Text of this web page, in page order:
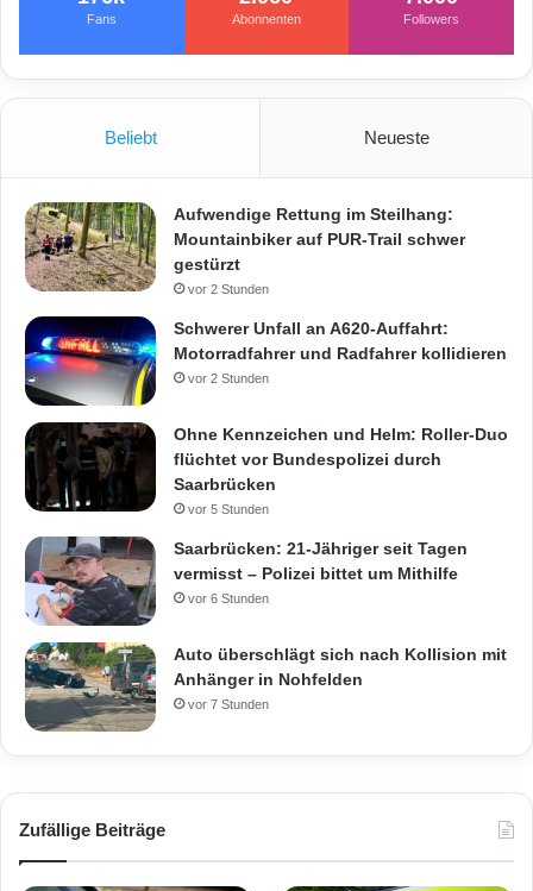
Fans Abonnenten Followers
Beliebt Neueste
Aufwendige Rettung im Steilhang:
Mountainbiker auf PUR-Trail schwer
gestürzt
vor 2 Stunden
Schwerer Unfall an A620-Auffahrt:
Motorradfahrer und Radfahrer kollidieren
vor 2 Stunden
Ohne Kennzeichen und Helm: Roller-Duo
flüchtet vor Bundespolizei durch
Saarbrücken
vor 5 Stunden
Saarbrücken: 21-Jähriger seit Tagen
vermisst – Polizei bittet um Mithilfe
vor 6 Stunden
Auto überschlägt sich nach Kollision mit
Anhänger in Nohfelden
vor 7 Stunden
Zufällige Beiträge